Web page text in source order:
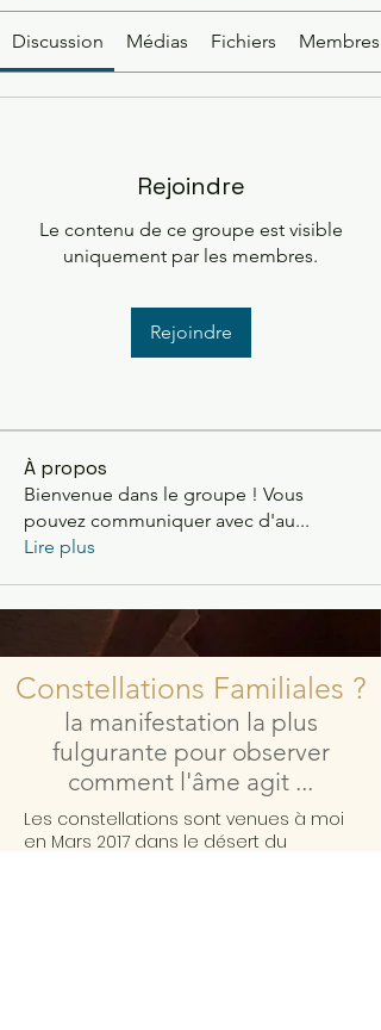
Discussion Médias Fichiers Membres
Rejoindre
Le contenu de ce groupe est visible
uniquement par les membres.
Rejoindre
À propos
Bienvenue dans le groupe ! Vous
pouvez communiquer avec d'au...
Lire plus
Constellations Familiales ?
la manifestation la plus
fulgurante pour observer
comment l'âme agit ...
Les constellations sont venues à moi
en Mars 2017 dans le désert du